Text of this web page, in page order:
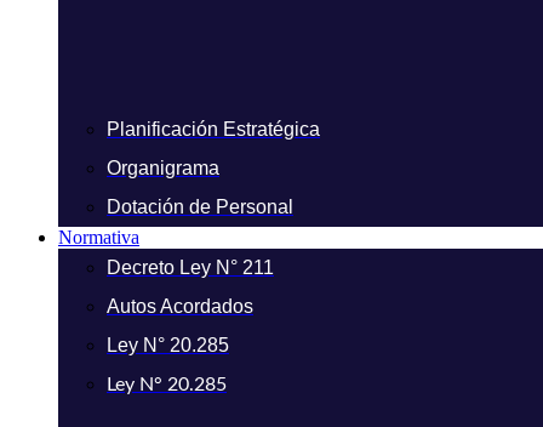
Planificación Estratégica
Organigrama
Dotación de Personal
Normativa
Decreto Ley N° 211
Autos Acordados
Ley N° 20.285
Ley N° 20.285